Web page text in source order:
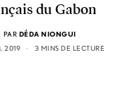
du Gabon
PAR DÉDA NIONGUI
2019
3 MINS DE LECTURE